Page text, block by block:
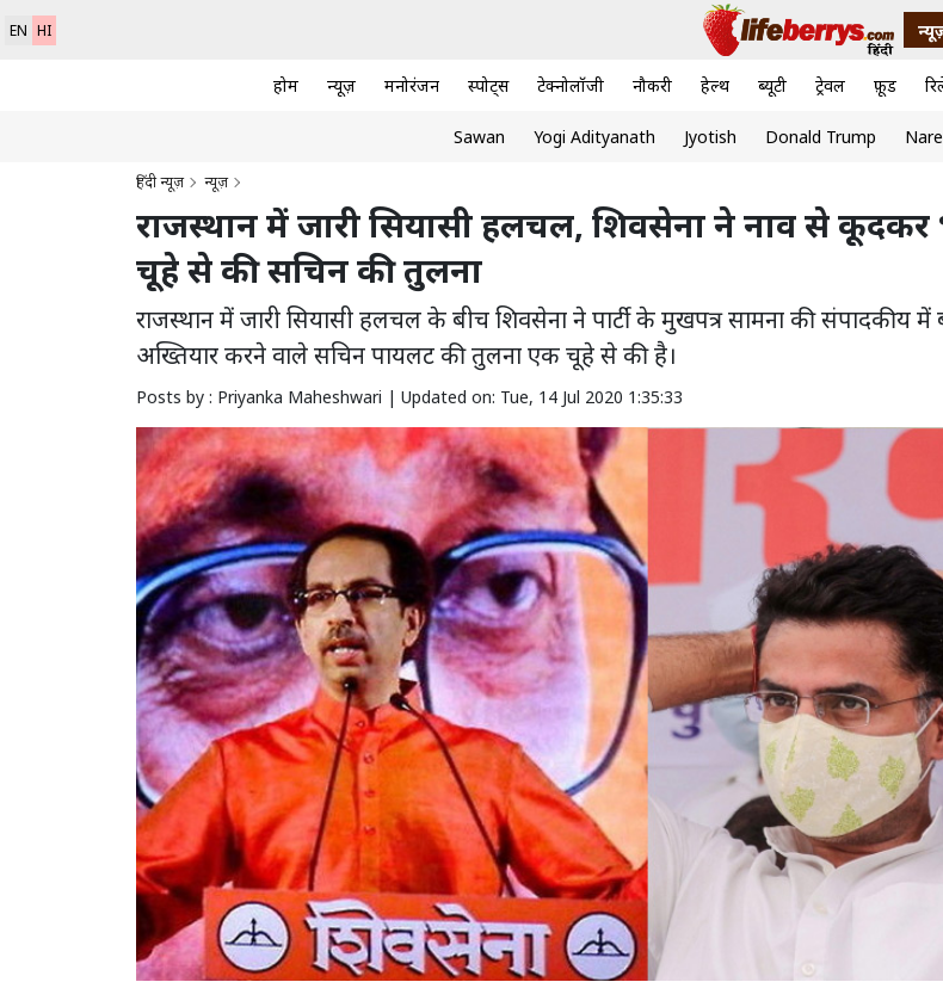
EN HI
होम न्यूज़ मनोरंजन स्पोर्ट्स टेक्नोलॉजी नौकरी हेल्थ ब्यूटी ट्रेवल फ़ूड
Sawan Yogi Adityanath Jyotish Donald Trump
हिंदी न्यूज़ न्यूज़
राजस्थान में जारी सियासी हलचल, शिवसेना ने नाव से कूदकर
चूहे से की सचिन की तुलना
राजस्थान में जारी सियासी हलचल के बीच शिवसेना ने पार्टी के मुखपत्र सामना की संपादकीय में
अख्तियार करने वाले सचिन पायलट की तुलना एक चूहे से की है।
Posts by : Priyanka Maheshwari | Updated on: Tue, 14 Jul 2020 1:35:33